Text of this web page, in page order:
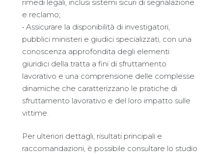
rimedi legali, inclusi sistemi sicuri di segnalazione
e reclamo;
• Assicurare la disponibilità di investigatori,
pubblici ministeri e giudici specializzati, con una
conoscenza approfondita degli elementi
giuridici della tratta a fini di sfruttamento
lavorativo e una comprensione delle complesse
dinamiche che caratterizzano le pratiche di
sfruttamento lavorativo e del loro impatto sulle
vittime.
Per ulteriori dettagli, risultati principali e
raccomandazioni, è possibile consultare lo studio